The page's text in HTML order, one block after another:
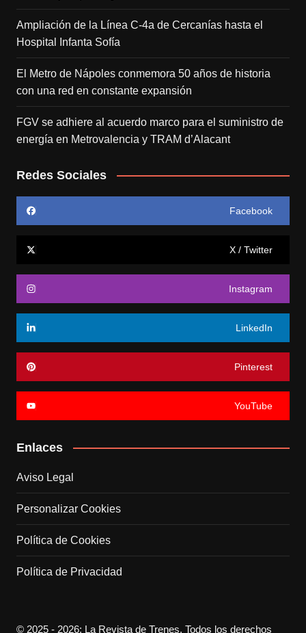
Ampliación de la Línea C-4a de Cercanías hasta el
Hospital Infanta Sofía
El Metro de Nápoles conmemora 50 años de historia
con una red en constante expansión
FGV se adhiere al acuerdo marco para el suministro de
energía en Metrovalencia y TRAM d’Alacant
Redes Sociales
Facebook
X / Twitter
Instagram
LinkedIn
Pinterest
YouTube
Enlaces
Aviso Legal
Personalizar Cookies
Política de Cookies
Política de Privacidad
© 2025 - 2026: La Revista de Trenes. Todos los derechos